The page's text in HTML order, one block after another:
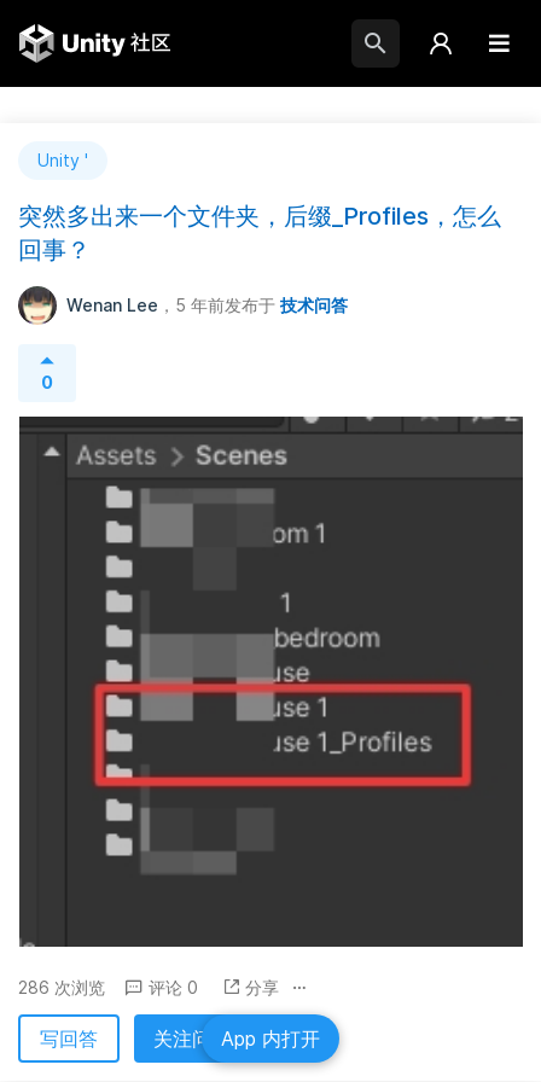
Unity '
突然多出来一个文件夹，后缀_Profiles，怎么
回事？
Wenan Lee ，5 年前发布于 技术问答
0
286 次浏览 评论 0 分享
写回答 关注问题App 内打开